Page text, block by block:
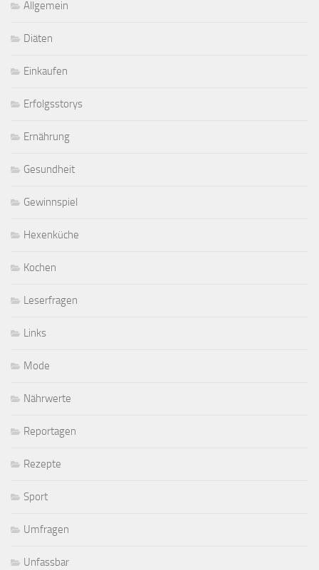
Allgemein
Diäten
Einkaufen
Erfolgsstorys
Ernährung
Gesundheit
Gewinnspiel
Hexenküche
Kochen
Leserfragen
Links
Mode
Nährwerte
Reportagen
Rezepte
Sport
Umfragen
Unfassbar